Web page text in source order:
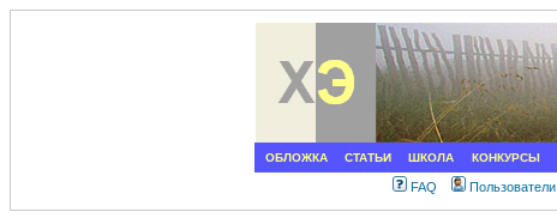
ОБЛОЖКА СТАТЬИ ШКОЛА КОНКУРСЫ
FAQ Пользователи